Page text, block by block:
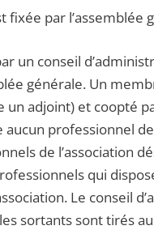
fixée par l’assemblée
un conseil
générale. Un
adjoint) et coopté
aucun professionnel
de l’association
qui
Le conseil
sortants sont tirés